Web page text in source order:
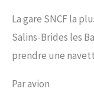
La gare SNCF la
Salins-Brides les
prendre une
Par avion